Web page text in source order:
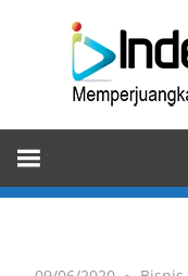
Memperjuangkan
Keadilan
dan